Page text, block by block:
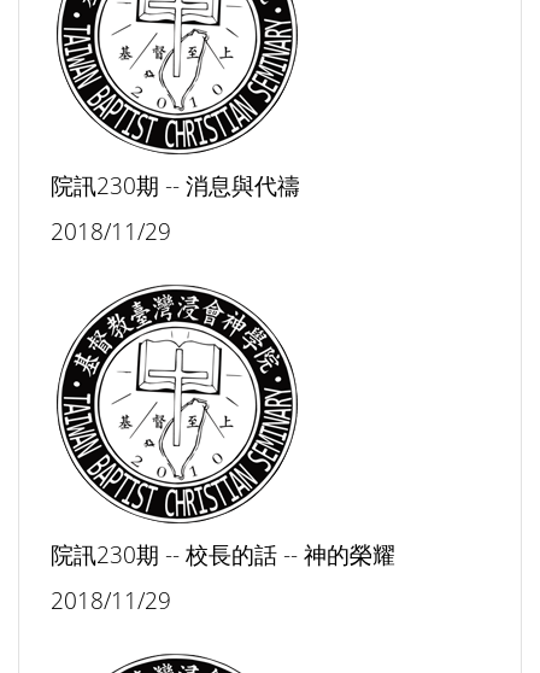
院訊230期 -- 消息與代禱
2018/11/29
院訊230期 -- 校長的話 -- 神的榮耀
2018/11/29